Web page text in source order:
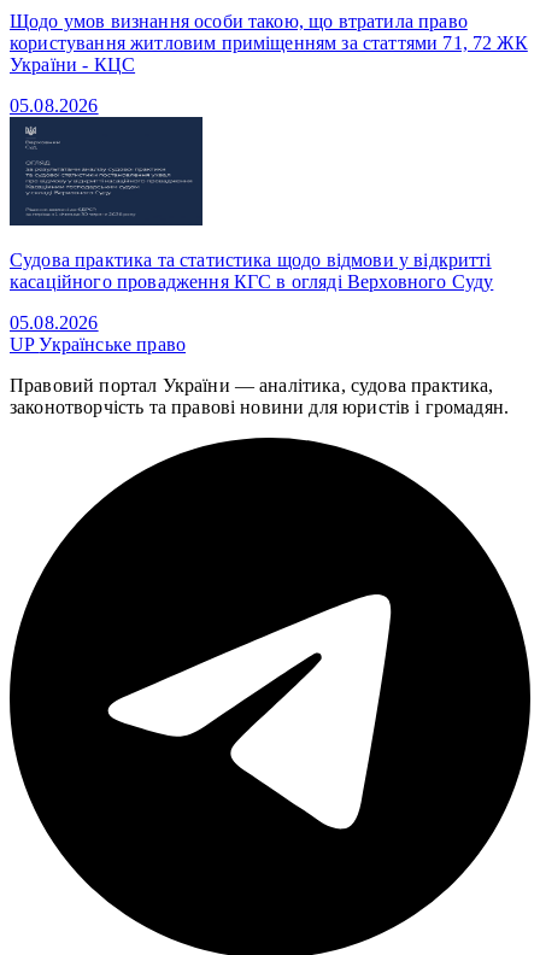
Щодо умов визнання особи такою, що втратила право
користування житловим приміщенням за статтями 71, 72 ЖК
України - КЦС
05.08.2026
Судова практика та статистика щодо відмови у відкритті
касаційного провадження КГС в огляді Верховного Суду
05.08.2026
UPУкраїнське право
Правовий портал України — аналітика, судова практика,
законотворчість та правові новини для юристів і громадян.